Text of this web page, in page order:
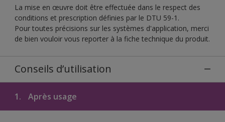
La mise en œuvre doit être effectuée dans le respect des
conditions et prescription définies par le DTU 59-1.
Pour toutes précisions sur les systèmes d'application, merci
de bien vouloir vous reporter à la fiche technique du produit.
Conseils d’utilisation
1. Après usage